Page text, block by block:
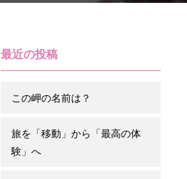
最近の投稿
この岬の名前は？
旅を「移動」から「最高の体
験」へ